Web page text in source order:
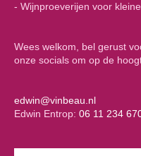
- Wijnproeverijen voor
Wees welkom, bel gerust
onze socials om op de
edwin@vinbeau.nl
Edwin Entrop: 06 11 234